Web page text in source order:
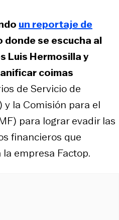
un reportaje de
donde se escucha al
Luis Hermosilla y
coimas
de Servicio de
y la Comisión para el
para lograr evadir las
financieros que
empresa Factop.